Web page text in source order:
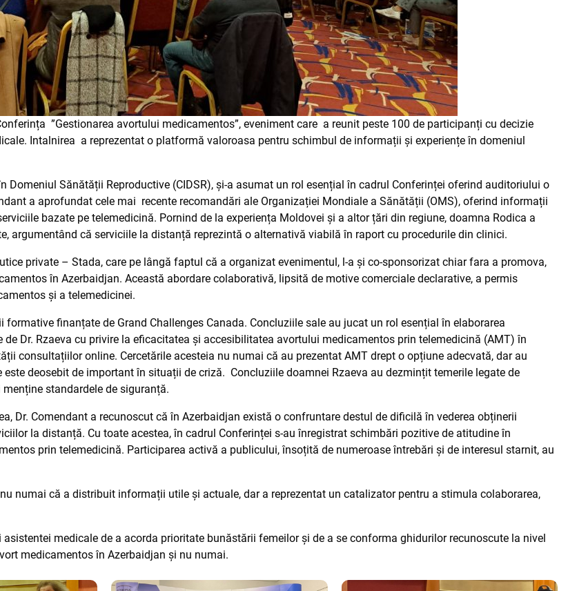
”Gestionarea avortului medicamentos”, eveniment care a reunit peste 100 de participanți cu decizie
Intalnirea a reprezentat o platformă valoroasa pentru schimbul de informații și experiențe în domeniul
Domeniul Sănătății Reproductive (CIDSR), și-a asumat un rol esențial în cadrul Conferinței oferind auditoriului o
a aprofundat cele mai recente recomandări ale Organizației Mondiale a Sănătății (OMS), oferind informații
bazate pe telemedicină. Pornind de la experiența Moldovei și a altor țări din regiune, doamna Rodica a
argumentând că serviciile la distanță reprezintă o alternativă viabilă în raport cu procedurile din clinici.
private – Stada, care pe lângă faptul că a organizat evenimentul, l-a și co-sponsorizat chiar fara a promova,
în Azerbaidjan. Această abordare colaborativă, lipsită de motive comerciale declarative, a permis
și a telemedicinei.
finanțate de Grand Challenges Canada. Concluziile sale au jucat un rol esențial în elaborarea
Dr. Rzaeva cu privire la eficacitatea și accesibilitatea avortului medicamentos prin telemedicină (AMT) în
consultațiilor online. Cercetările acesteia nu numai că au prezentat AMT drept o opțiune adecvată, dar au
deosebit de important în situații de criză. Concluziile doamnei Rzaeva au dezmințit temerile legate de
standardele de siguranță.
Dr. Comendant a recunoscut că în Azerbaidjan există o confruntare destul de dificilă în vederea obținerii
la distanță. Cu toate acestea, în cadrul Conferinței s-au înregistrat schimbări pozitive de atitudine în
prin telemedicină. Participarea activă a publicului, însoțită de numeroase întrebări și de interesul starnit, au
numai că a distribuit informații utile și actuale, dar a reprezentat un catalizator pentru a stimula colaborarea,
medicale de a acorda prioritate bunăstării femeilor și de a se conforma ghidurilor recunoscute la nivel
medicamentos în Azerbaidjan și nu numai.